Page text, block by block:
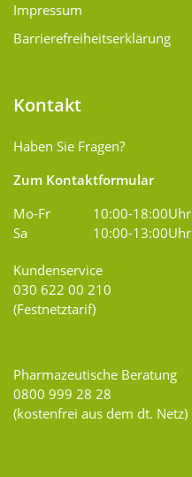
Impressum
Barrierefreiheitserklärung
Kontakt
Haben Sie Fragen?
Zum Kontaktformular
Mo-Fr
10:00-18:00Uhr
Sa
10:00-13:00Uhr
Kundenservice
030 622 00 210
(Festnetztarif)
Pharmazeutische Beratung
0800 999 28 28
(kostenfrei aus dem dt. Netz)